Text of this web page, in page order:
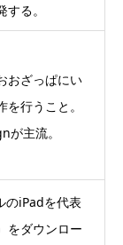
る。
おざっぱにい
行うこと。
主流。
のiPadを代表
をダウンロー